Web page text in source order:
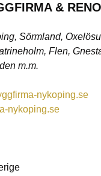
&
Sörmland,
Flen,
m.m.
nykoping.se
nykoping.se